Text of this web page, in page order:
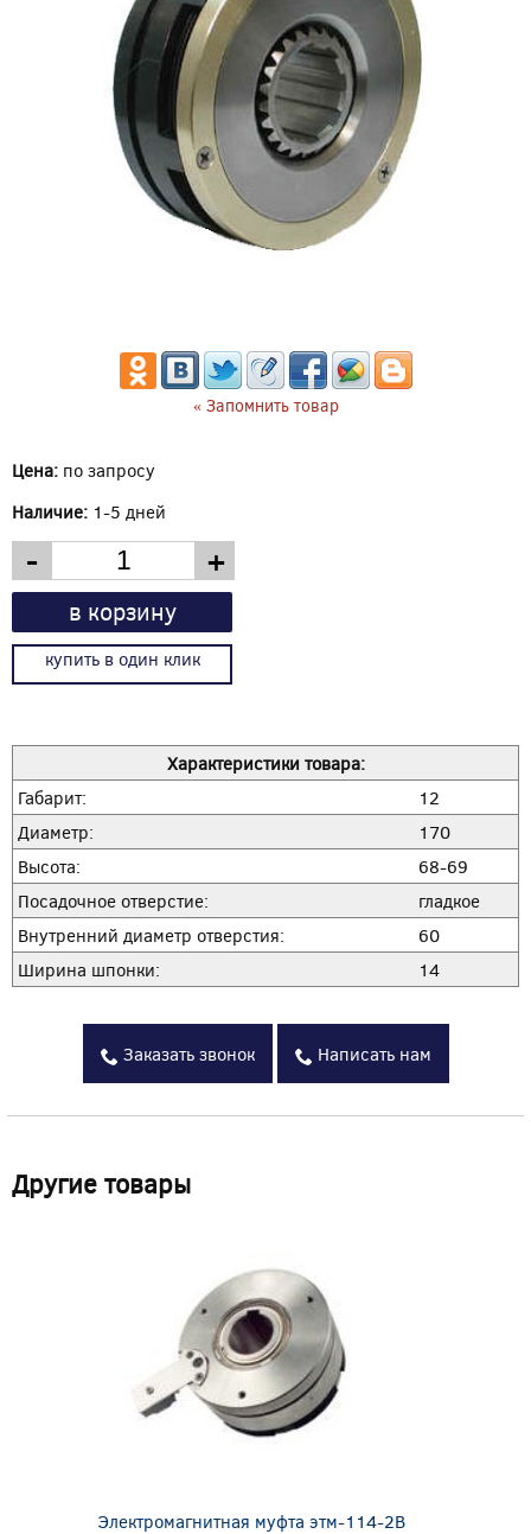
« Запомнить товар
Цена: по запросу
Наличие: 1-5 дней
- +
в корзину
купить в один клик
Характеристики товара:
Габарит:
12
Диаметр:
170
Высота:
68-69
Посадочное отверстие:
гладкое
Внутренний диаметр отверстия:
60
Ширина шпонки:
14
Заказать звонок Написать нам
Другие товары
Электромагнитная муфта этм-114-2В